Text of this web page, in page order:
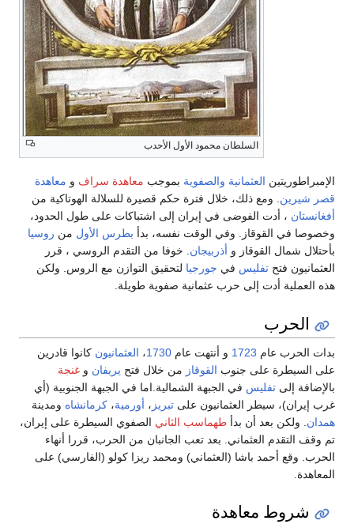
السلطان محمود الأول الأحدب
الإمبراطوريتين العثمانية والصفوية بموجب معاهدة سراف و معاهدة
قصر شيرين. ومع ذلك، خلال فترة حكم قصيرة للسلالة الهوتاكية من
أفغانستان ، أدت الفوضى في إيران إلى اشتباكات على طول الحدود،
وخصوصا في القوقاز. وفي الوقت نفسه، بدأ بطرس الأول من روسيا
بأحتلال شمال القوقاز و أذربيجان. خوفا من التقدم الروسي ، قرر
العثمانيون فتح تفليس في جورجيا لتحقيق التوازن مع الروس. ولكن
هذه العملية أدت إلى حرب عثمانية صفوية طويلة.
الحرب
بدات الحرب عام 1723 و أنتهت عام 1730، العثمانيون كانوا قادرين
على السيطرة على جنوب القوقاز من خلال فتح يريفان و غنجة
بالإضافة إلى تفليس في الجبهة الشمالية.اما في الجبهة الجنوبية (أي
غرب إيران)، سيطر العثمانيون على تبريز ، أورمية، كرمانشاه ومدينة
همدان . ولكن بعد أن بدأ طهماسب الثاني الصفوي السيطرة على إيران،
تم وقف التقدم العثماني. بعد تعب الجانبان من الحرب، قررا أنهاء
الحرب. وقع أحمد باشا (العثماني) ومحمد ريزا كولو (الفارسي) على
المعاهدة.
شروط معاهدة